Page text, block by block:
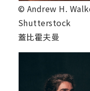
© Andrew H.
Shutterstock
蓋比霍夫曼